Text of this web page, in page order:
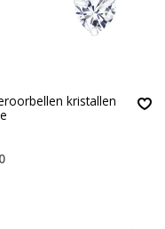
kristallen